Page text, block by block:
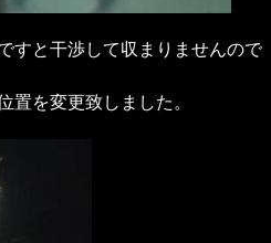
すと干渉して収まりませんので
置を変更致しました。